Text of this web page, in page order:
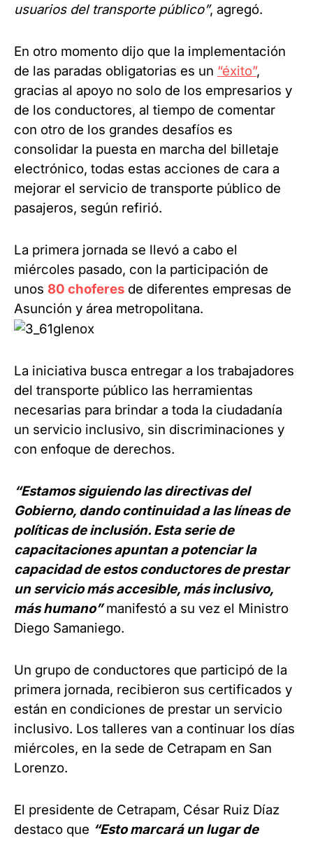
usuarios del transporte público”, agregó.
En otro momento dijo que la implementación
de las paradas obligatorias es un “éxito”,
gracias al apoyo no solo de los empresarios y
de los conductores, al tiempo de comentar
con otro de los grandes desafíos es
consolidar la puesta en marcha del billetaje
electrónico, todas estas acciones de cara a
mejorar el servicio de transporte público de
pasajeros, según refirió.
La primera jornada se llevó a cabo el
miércoles pasado, con la participación de
unos 80 choferes de diferentes empresas de
Asunción y área metropolitana.
La iniciativa busca entregar a los trabajadores
del transporte público las herramientas
necesarias para brindar a toda la ciudadanía
un servicio inclusivo, sin discriminaciones y
con enfoque de derechos.
“Estamos siguiendo las directivas del
Gobierno, dando continuidad a las líneas de
políticas de inclusión. Esta serie de
capacitaciones apuntan a potenciar la
capacidad de estos conductores de prestar
un servicio más accesible, más inclusivo,
más humano”manifestó a su vez el Ministro
Diego Samaniego.
Un grupo de conductores que participó de la
primera jornada, recibieron sus certificados y
están en condiciones de prestar un servicio
inclusivo. Los talleres van a continuar los días
miércoles, en la sede de Cetrapam en San
Lorenzo.
El presidente de Cetrapam, César Ruiz Díaz
destaco que “Esto marcará un lugar de